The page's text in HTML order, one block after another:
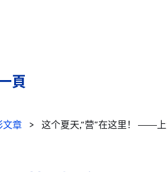
頁
文章 > 这个夏天,“营”在这里！ ——上